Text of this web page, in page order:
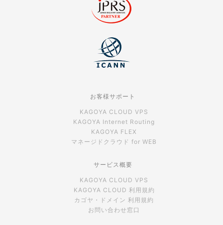
お客様サポート
KAGOYA CLOUD VPS
KAGOYA Internet Routing
KAGOYA FLEX
マネージドクラウド for WEB
サービス概要
KAGOYA CLOUD VPS
KAGOYA CLOUD 利用規約
カゴヤ・ドメイン 利用規約
お問い合わせ窓口